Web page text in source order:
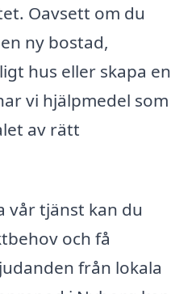
Oavsett om du
ny bostad,
hus eller skapa en
vi hjälpmedel som
av rätt
vår tjänst kan du
och få
från lokala